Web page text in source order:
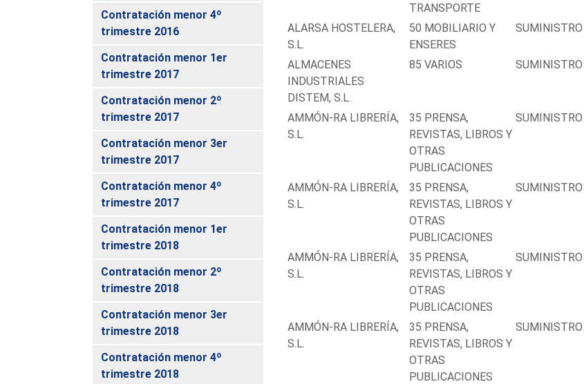
Contratación menor 4º
trimestre 2016
Contratación menor 1er
trimestre 2017
Contratación menor 2º
trimestre 2017
Contratación menor 3er
trimestre 2017
Contratación menor 4º
trimestre 2017
Contratación menor 1er
trimestre 2018
Contratación menor 2º
trimestre 2018
Contratación menor 3er
trimestre 2018
Contratación menor 4º
trimestre 2018
TRANSPORTE
ALARSA HOSTELERA,
S.L.
50 MOBILIARIO Y
ENSERES
SUMINISTRO
ALMACENES
INDUSTRIALES
DISTEM, S.L.
85 VARIOS SUMINISTRO
AMMÓN-RA LIBRERÍA,
S.L.
35 PRENSA,
REVISTAS, LIBROS Y
OTRAS
PUBLICACIONES
SUMINISTRO
AMMÓN-RA LIBRERÍA,
S.L.
35 PRENSA,
REVISTAS, LIBROS Y
OTRAS
PUBLICACIONES
SUMINISTRO
AMMÓN-RA LIBRERÍA,
S.L.
35 PRENSA,
REVISTAS, LIBROS Y
OTRAS
PUBLICACIONES
SUMINISTRO
AMMÓN-RA LIBRERÍA,
S.L.
35 PRENSA,
REVISTAS, LIBROS Y
OTRAS
PUBLICACIONES
SUMINISTRO